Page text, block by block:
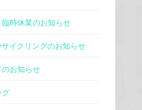
時休業のお知らせ
イクリングのお知らせ
お知らせ
グ